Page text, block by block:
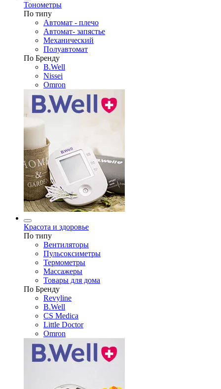
Тонометры
По типу
Автомат - плечо
Автомат- запястье
Механический
Полуавтомат
По Бренду
B.Well
Nissei
Omron
Красота и здоровье
По типу
Вентиляторы
Пульсоксиметры
Термометры
Массажеры
Товары для дома
По Бренду
Revyline
B.Well
CS Medica
Little Doctor
Omron